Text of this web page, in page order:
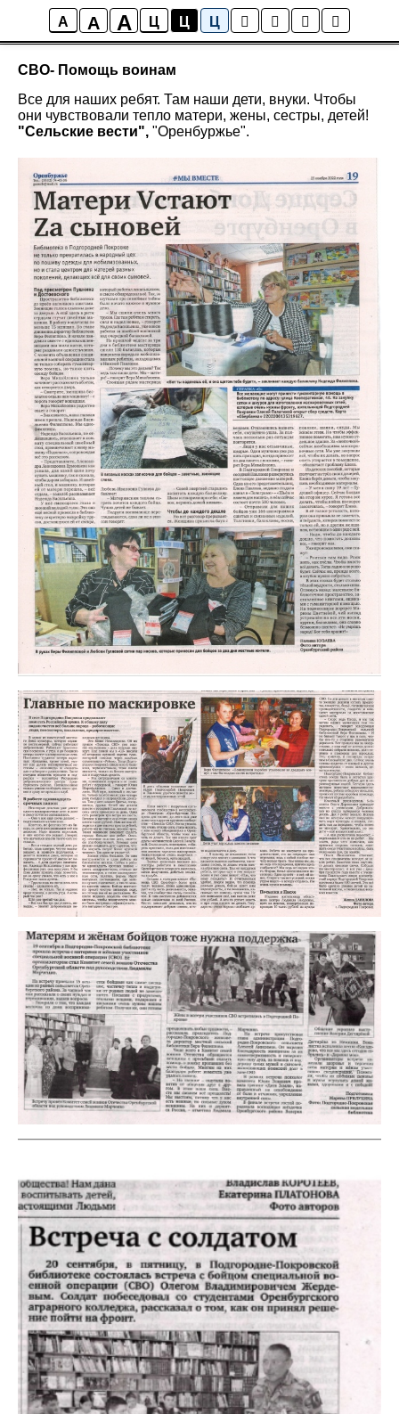
A A A Ц Ц Ц
СВО- помощь нашим воинам
СВО- Помощь воинам
Все для наших ребят. Там наши дети, внуки. Чтобы
они чувствовали тепло матери, жены, сестры, детей!
"Сельские вести", "Оренбуржье".